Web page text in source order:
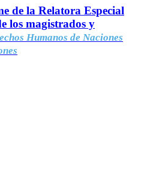
de la Relatora Especial
los magistrados y
Humanos de Naciones